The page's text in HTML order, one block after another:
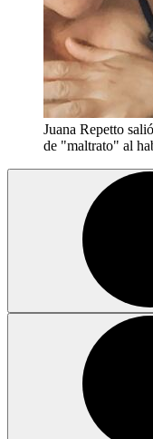
Juana Repetto
de "maltrato" al